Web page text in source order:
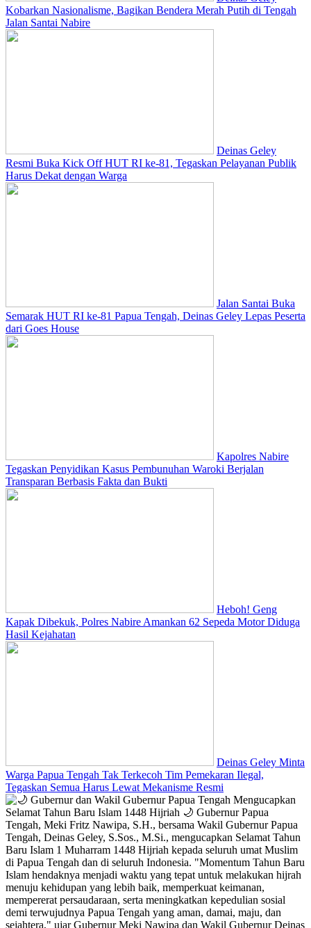
Kobarkan Nasionalisme, Bagikan Bendera Merah Putih di Tengah
Jalan Santai Nabire
Deinas Geley
Resmi Buka Kick Off HUT RI ke-81, Tegaskan Pelayanan Publik
Harus Dekat dengan Warga
Jalan Santai Buka
Semarak HUT RI ke-81 Papua Tengah, Deinas Geley Lepas Peserta
dari Goes House
Kapolres Nabire
Tegaskan Penyidikan Kasus Pembunuhan Waroki Berjalan
Transparan Berbasis Fakta dan Bukti
Heboh! Geng
Kapak Dibekuk, Polres Nabire Amankan 62 Sepeda Motor Diduga
Hasil Kejahatan
Deinas Geley Minta
Warga Papua Tengah Tak Terkecoh Tim Pemekaran Ilegal,
Tegaskan Semua Harus Lewat Mekanisme Resmi